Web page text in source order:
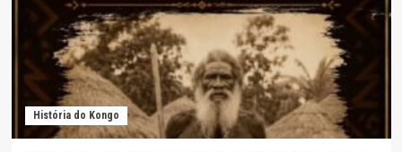
História do Kongo